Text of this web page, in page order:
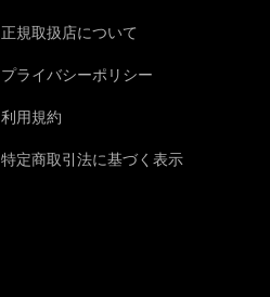
正規取扱店について
プライバシーポリシー
利用規約
特定商取引法に基づく表示